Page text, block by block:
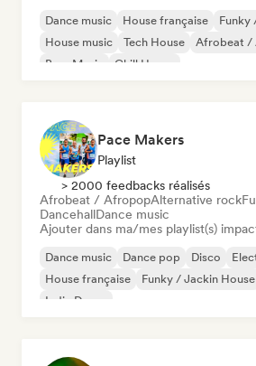
Dance music House française
Funky
House music
Tech House
Afrobeat /
Bass Music
Chill House
Pace Makers
Playlist
> 2000 feedbacks réalisés
Afrobeat / AfropopAlternative rock
DancehallDance music
Ajouter dans ma/mes playlist(s)
Dance music Dance pop Disco
House française
Funky / Jackin House
Indie Dance